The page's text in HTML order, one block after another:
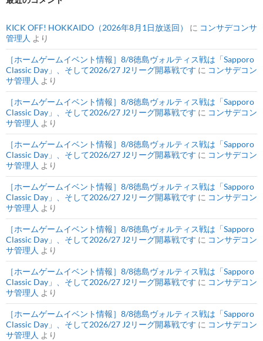
KICK OFF! HOKKAIDO（2026年8月1日放送回） に コンサデコンサ
管理人 より
［ホームゲームイベント情報］8/8徳島ヴォルティス戦は「Sapporo
Classic Day」、そして2026/27 J2リーグ開幕戦です に コンサデコン
サ管理人 より
［ホームゲームイベント情報］8/8徳島ヴォルティス戦は「Sapporo
Classic Day」、そして2026/27 J2リーグ開幕戦です に コンサデコン
サ管理人 より
［ホームゲームイベント情報］8/8徳島ヴォルティス戦は「Sapporo
Classic Day」、そして2026/27 J2リーグ開幕戦です に コンサデコン
サ管理人 より
［ホームゲームイベント情報］8/8徳島ヴォルティス戦は「Sapporo
Classic Day」、そして2026/27 J2リーグ開幕戦です に コンサデコン
サ管理人 より
［ホームゲームイベント情報］8/8徳島ヴォルティス戦は「Sapporo
Classic Day」、そして2026/27 J2リーグ開幕戦です に コンサデコン
サ管理人 より
［ホームゲームイベント情報］8/8徳島ヴォルティス戦は「Sapporo
Classic Day」、そして2026/27 J2リーグ開幕戦です に コンサデコン
サ管理人 より
［ホームゲームイベント情報］8/8徳島ヴォルティス戦は「Sapporo
Classic Day」、そして2026/27 J2リーグ開幕戦です に コンサデコン
サ管理人 より